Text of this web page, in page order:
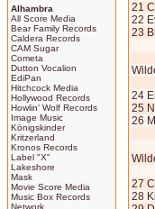
Alhambra
All Score Media
Bear Family Records
Caldera Records
CAM Sugar
Cometa
Dutton Vocalion
EdiPan
Hitchcock Media
Hollywood Records
Howlin' Wolf Records
Image Music
Königskinder
Kritzerland
Kronos Records
Label "X"
Lakeshore
Mask
Movie Score Media
Music Box Records
Network
21
22
23
24
25
26
27
28